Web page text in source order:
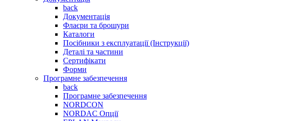
back
Документація
Флаєри та брошури
Каталоги
Посібники з експлуатації (Інструкції)
Деталі та частини
Сертифікати
Форми
Програмне забезпечення
back
Програмне забезпечення
NORDCON
NORDAC Опції